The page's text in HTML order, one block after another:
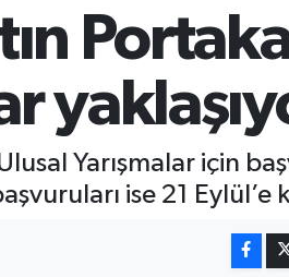
Yarışmalar için
ise 21 Eylül’e